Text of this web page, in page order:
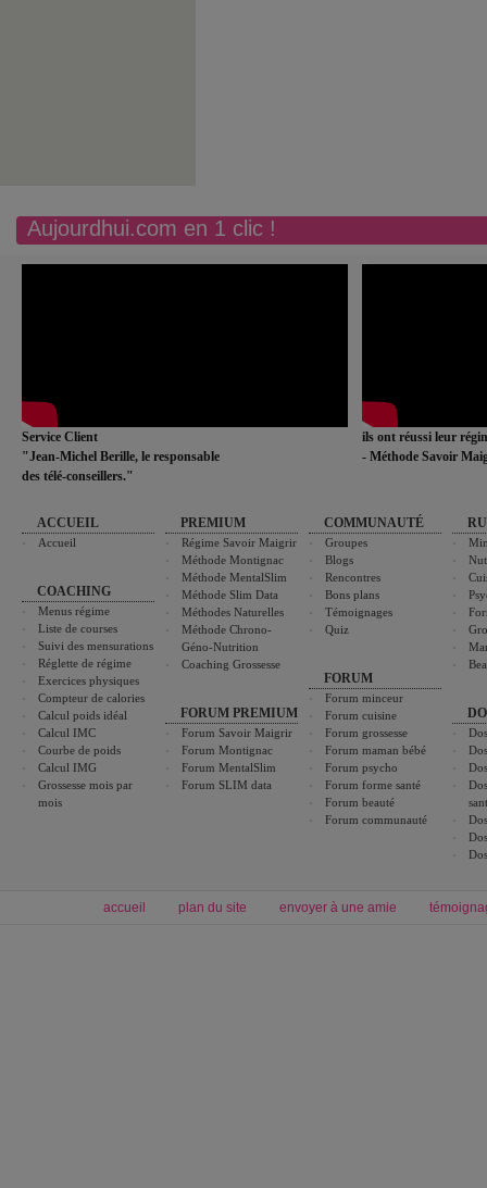
Aujourdhui.com en 1 clic !
Service Client
"Jean-Michel Berille, le responsable
des télé-conseillers."
ils ont réussi leur
- Méthode Savoir
ACCUEIL
Accueil
COACHING
Menus régime
Liste de courses
Suivi des mensurations
Réglette de régime
Exercices physiques
Compteur de calories
Calcul poids idéal
Calcul IMC
Courbe de poids
Calcul IMG
Grossesse mois par
mois
PREMIUM
Régime Savoir Maigrir
Méthode Montignac
Méthode MentalSlim
Méthode Slim Data
Méthodes Naturelles
Méthode Chrono-
Géno-Nutrition
Coaching Grossesse
FORUM PREMIUM
Forum Savoir Maigrir
Forum Montignac
Forum MentalSlim
Forum SLIM data
COMMUNAUTÉ
Groupes
Blogs
Rencontres
Bons plans
Témoignages
Quiz
FORUM
Forum minceur
Forum cuisine
Forum grossesse
Forum maman bébé
Forum psycho
Forum forme santé
Forum beauté
Forum communauté
accueil plan du site envoyer à une amie